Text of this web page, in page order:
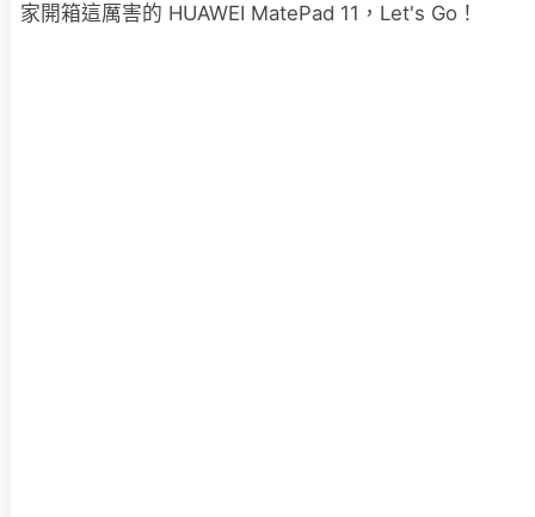
家開箱這厲害的 HUAWEI MatePad 11，Let's Go！